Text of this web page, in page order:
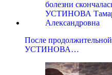
После продолжительной
УСТИНОВА…